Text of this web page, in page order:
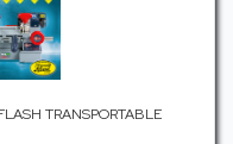
TRANSPORTABLE